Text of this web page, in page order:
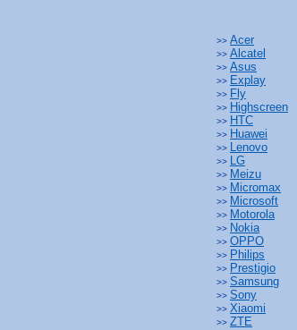
>> Acer
>> Alcatel
>> Asus
>> Explay
>> Fly
>> Highscreen
>> HTC
>> Huawei
>> Lenovo
>> LG
>> Meizu
>> Micromax
>> Microsoft
>> Motorola
>> Nokia
>> OPPO
>> Philips
>> Prestigio
>> Samsung
>> Sony
>> Xiaomi
>> ZTE